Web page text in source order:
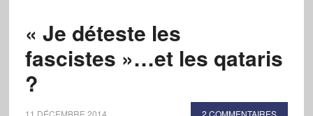
« Je déteste les
fascistes »…et les qataris
?
11 DÉCEMBRE 2014 2 COMMENTAIRES